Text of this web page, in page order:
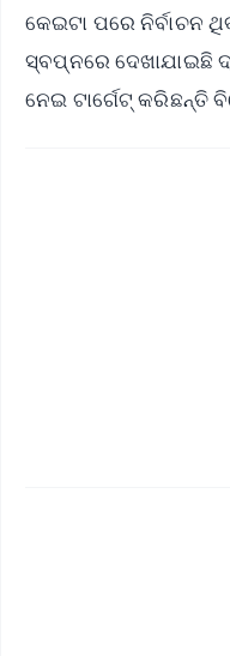
କେଇଟା ପରେ ନିର୍ବାଚନ
ସ୍ବପ୍ନରେ ଦେଖାଯାଇଛି
ନେଇ ଟାର୍ଗେଟ୍ କରିଛନ୍ତି